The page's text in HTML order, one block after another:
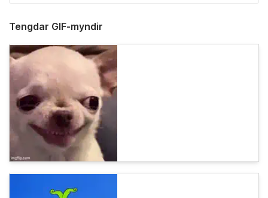
Tengdar GIF-myndir